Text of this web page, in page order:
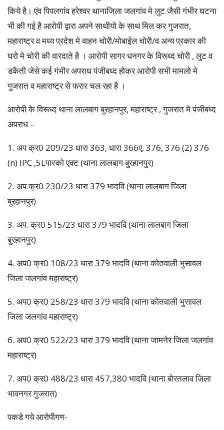
किये है। एंव पिपलगांव हरेश्वर थानाजिला जलगांव मे लुट जैसी गंभीर घटना
भी की गई है आरोपी द्वारा अपने साथीयो के साथ मिल कर गुजरात,
महाराष्ट्र व मध्य प्रदेश मे वाहन चोरी/मोबाईल चोरी/व अन्य प्रकार की
घरो मे चोरी की वारदाते है । आरोपी सागर धनगर के विरूध्द चोरी , लुट व
डकैती जेसे कई गंभीर अपराध पंजीबध्द होकर आरोपी सभी मामलो मे
गुजरात व महाराष्ट्र से फरार चल रहा है ।
आरोपी के विरूध्द थाना लालबाग बुरहानपुर, महाराष्ट्र , गुजरात मे पंजीबध्द
अपराध –
1. अप क्र0 209/23 धारा 363, धारा 366ए, 376, 376 (2) 376
(n) IPC ,5Lपास्को एक्ट (थाना लालबाग बुरहानपुर)
2. अप.क्र0 230/23 धारा 379 भादवि (थाना लालबाग जिला
बुरहानपुर)
3. अप. क्र0 515/23 धारा 379 भादवि (थाना लालबाग जिला
बुरहानपुर)
4. अप0 क्र0 108/23 धारा 379 भादवि (थाना कोतवाली भुसावल
जिला जलगांव महाराष्ट्र)
5. अप0 क्र0 258/23 धारा 379 भादवि (थाना कोतवाली भुसावल
जिला जलगांव महाराष्ट्र)
6. अप0 क्र0 522/23 धारा 379 भादवि (थाना जामनेर जिला जलगांव
महाराष्ट्र)
7. अप0 क्र0 488/23 धारा 457,380 भादवि (थाना बोरतलाव जिला
भावनगर गुजरात)
पकडे गये आरोपीगण-